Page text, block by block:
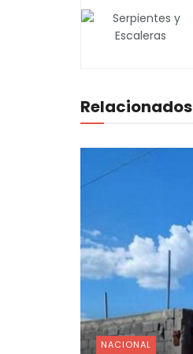
Relacionados
NACIONAL